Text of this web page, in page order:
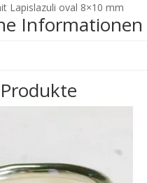
Lapislazuli oval 8×10 mm
Informationen